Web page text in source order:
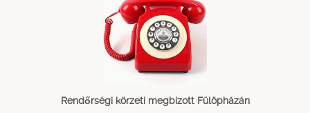
Rendőrségi körzeti megbízott Fülöpházán